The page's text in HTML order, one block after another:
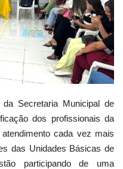
Secretaria Municipal de
dos profissionais da
cada vez mais
das Unidades Básicas de
participando de uma